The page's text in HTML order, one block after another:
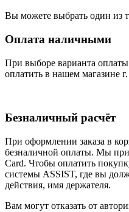
Вы можете выбрать один из
Оплата наличными
При выборе варианта
оплатить в нашем магазине
Безналичный расчёт
При оформлении заказа в
безналичной оплаты. Мы
Card. Чтобы оплатить
системы ASSIST, где вы
действия, имя держателя.
Вам могут отказать от